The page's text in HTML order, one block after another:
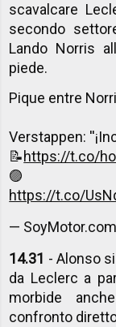
scavalcare
secondo
Lando Norris
piede.
Pique entre
Verstappen:
📝https://t.co/
🟣
https://t.co/
—
14.31 - Alonso
da Leclerc a
morbide
confronto